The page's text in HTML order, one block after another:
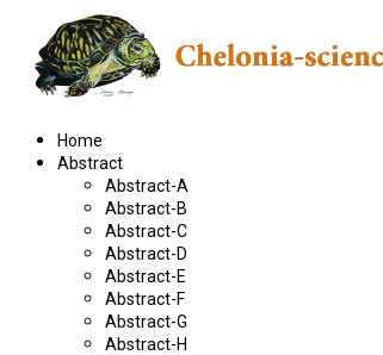
Home
Abstract
Abstract-A
Abstract-B
Abstract-C
Abstract-D
Abstract-E
Abstract-F
Abstract-G
Abstract-H